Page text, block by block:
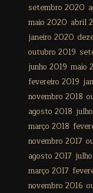
setembro 2020
maio 2020 abril
janeiro 2020
outubro 2019
junho 2019 maio
fevereiro 2019
novembro 2018
agosto 2018
março 2018
novembro 2017
agosto 2017
março 2017
novembro 2016